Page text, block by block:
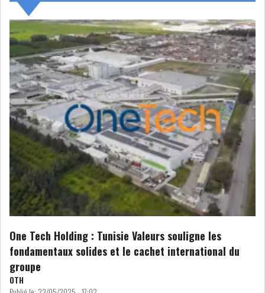
NOMINATIONS NOTATION
PRIVATISATION & OPV RAPPORTS DE GESTION
INDICATEURS
INTERMÉDIAIRES
DIVERS
OPINION ANALYSE MARCHÉ
SONDAGES
COMMUNIQUÉS DE
PRESSE
BOURSE DE TUNIS : UN BILAN
One Tech Holding : Tunisie Valeurs souligne les
fondamentaux solides et le cachet international du
groupe
OTH